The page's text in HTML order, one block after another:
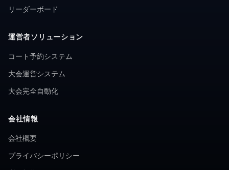
リーダーボード
運営者ソリューション
コート予約システム
大会運営システム
大会完全自動化
会社情報
会社概要
プライバシーポリシー